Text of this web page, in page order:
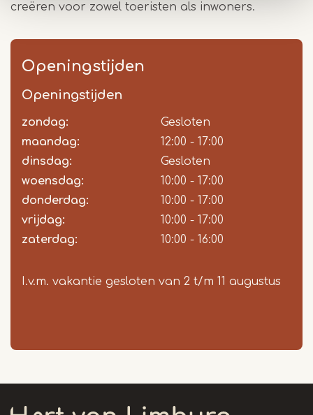
creëren voor zowel toeristen als inwoners.
Openingstijden
Openingstijden
Dag
Time
slot
Reactie
zondag:
Gesloten
maandag:
12:00 - 17:00
dinsdag:
Gesloten
woensdag:
10:00 - 17:00
donderdag:
10:00 - 17:00
vrijdag:
10:00 - 17:00
zaterdag:
10:00 - 16:00
I.v.m. vakantie gesloten van 2 t/m 11 augustus